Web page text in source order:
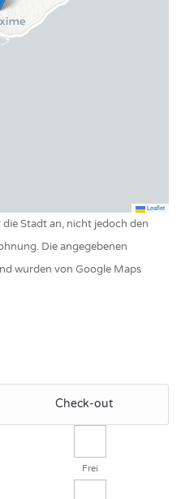
Leaflet
Stadt an, nicht jedoch den
Die angegebenen
wurden von Google Maps
Check-out
Frei